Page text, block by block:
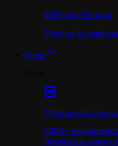
MTProto Прокси
Доступ в
Цены
Датацентр
500K+
прокси по всему